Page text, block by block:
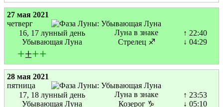
27 мая 2021
четверг
16, 17 лунный день
Убывающая Луна
Луна в знаке
Стрелец ♐
↑ 22:40
↓ 04:29
+±++
28 мая 2021
пятница
17, 18 лунный день
Убывающая Луна
Луна в знаке
Козерог ♑
↑ 23:53
↓ 05:10